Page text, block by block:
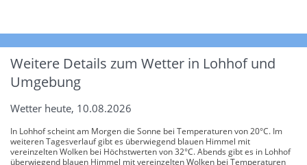
Weitere Details zum Wetter in Lohhof und
Umgebung
Wetter heute, 10.08.2026
In Lohhof scheint am Morgen die Sonne bei Temperaturen von 20°C. Im
weiteren Tagesverlauf gibt es überwiegend blauen Himmel mit
vereinzelten Wolken bei Höchstwerten von 32°C. Abends gibt es in Lohhof
überwiegend blauen Himmel mit vereinzelten Wolken bei Temperaturen